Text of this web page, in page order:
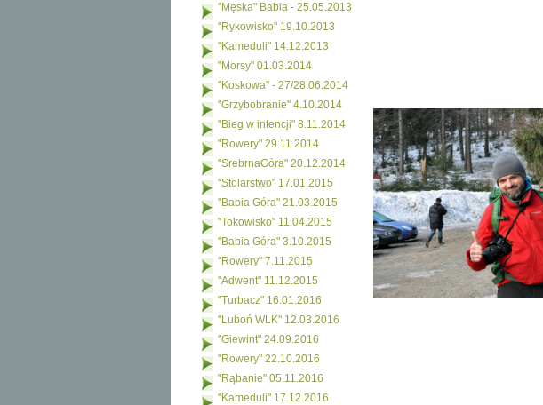
"Męska" Babia - 25.05.2013
"Rykowisko" 19.10.2013
"Kameduli" 14.12.2013
"Morsy" 01.03.2014
"Koskowa" - 27/28.06.2014
"Grzybobranie" 4.10.2014
"Bieg w intencji" 8.11.2014
"Rowery" 29.11.2014
"SrebrnaGóra" 20.12.2014
"Stolarstwo" 17.01.2015
"Babia Góra" 21.03.2015
"Tokowisko" 11.04.2015
"Babia Góra" 3.10.2015
"Rowery" 7.11.2015
"Adwent" 11.12.2015
"Turbacz" 16.01.2016
"Luboń WLK" 12.03.2016
"Giewint" 24.09.2016
"Rowery" 22.10.2016
"Rąbanie" 05.11.2016
"Kameduli" 17.12.2016